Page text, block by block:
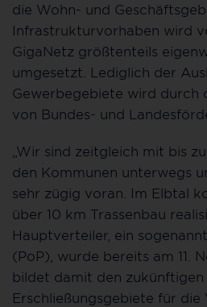
die Wohn- und
Infrastrukturvorhaben wird
GigaNetz größtenteils
umgesetzt. Lediglich der
Gewerbegebiete wird durch
von Bundes- und
„Wir sind zeitgleich mit bis
den Kommunen unterwegs
sehr zügig voran. Im Elbtal
über 10 km Trassenbau
Hauptverteiler, ein
(PoP), wurde bereits am 11.
bildet damit den
Erschließungsgebiete für